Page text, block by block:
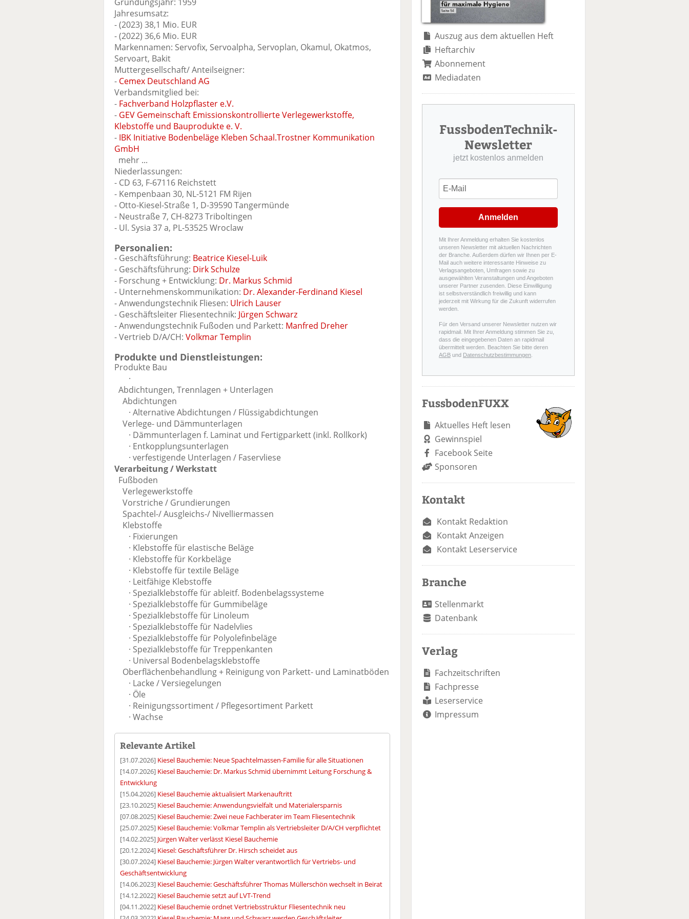
Jahresumsatz:
- (2023) 38,1 Mio. EUR
- (2022) 36,6 Mio. EUR
Markennamen: Servofix, Servoalpha, Servoplan, Okamul, Okatmos,
Servoart, Bakit
Muttergesellschaft/ Anteilseigner:
- Cemex Deutschland AG
Verbandsmitglied bei:
- Fachverband Holzpflaster e.V.
- GEV Gemeinschaft Emissionskontrollierte Verlegewerkstoffe,
Klebstoffe und Bauprodukte e. V.
- IBK Initiative Bodenbeläge Kleben Schaal.Trostner Kommunikation
GmbH
mehr ...
Niederlassungen:
- CD 63, F-67116 Reichstett
- Kempenbaan 30, NL-5121 FM Rijen
- Otto-Kiesel-Straße 1, D-39590 Tangermünde
- Neustraße 7, CH-8273 Triboltingen
- Ul. Sysia 37 a, PL-53525 Wroclaw
Personalien:
- Geschäftsführung: Beatrice Kiesel-Luik
- Geschäftsführung: Dirk Schulze
- Forschung + Entwicklung: Dr. Markus Schmid
- Unternehmenskommunikation: Dr. Alexander-Ferdinand Kiesel
- Anwendungstechnik Fliesen: Ulrich Lauser
- Geschäftsleiter Fliesentechnik: Jürgen Schwarz
- Anwendungstechnik Fußoden und Parkett: Manfred Dreher
- Vertrieb D/A/CH: Volkmar Templin
Produkte und Dienstleistungen:
Produkte Bau
·
Abdichtungen, Trennlagen + Unterlagen
Abdichtungen
· Alternative Abdichtungen / Flüssigabdichtungen
Verlege- und Dämmunterlagen
· Dämmunterlagen f. Laminat und Fertigparkett (inkl. Rollkork)
· Entkopplungsunterlagen
· verfestigende Unterlagen / Faservliese
Verarbeitung / Werkstatt
Fußboden
Verlegewerkstoffe
Vorstriche / Grundierungen
Spachtel-/ Ausgleichs-/ Nivelliermassen
Klebstoffe
· Fixierungen
· Klebstoffe für elastische Beläge
· Klebstoffe für Korkbeläge
· Klebstoffe für textile Beläge
· Leitfähige Klebstoffe
· Spezialklebstoffe für ableitf. Bodenbelagssysteme
· Spezialklebstoffe für Gummibeläge
· Spezialklebstoffe für Linoleum
· Spezialklebstoffe für Nadelvlies
· Spezialklebstoffe für Polyolefinbeläge
· Spezialklebstoffe für Treppenkanten
· Universal Bodenbelagsklebstoffe
Oberflächenbehandlung + Reinigung von Parkett- und Laminatböden
· Lacke / Versiegelungen
· Öle
· Reinigungssortiment / Pflegesortiment Parkett
· Wachse
Relevante Artikel
[31.07.2026] Kiesel Bauchemie: Neue Spachtelmassen-Familie für alle Situationen
[14.07.2026] Kiesel Bauchemie: Dr. Markus Schmid übernimmt Leitung Forschung &
Entwicklung
[15.04.2026] Kiesel Bauchemie aktualisiert Markenauftritt
[23.10.2025] Kiesel Bauchemie: Anwendungsvielfalt und Materialersparnis
[07.08.2025] Kiesel Bauchemie: Zwei neue Fachberater im Team Fliesentechnik
[25.07.2025] Kiesel Bauchemie: Volkmar Templin als Vertriebsleiter D/A/CH verpflichtet
[14.02.2025] Jürgen Walter verlässt Kiesel Bauchemie
[20.12.2024] Kiesel: Geschäftsführer Dr. Hirsch scheidet aus
[30.07.2024] Kiesel Bauchemie: Jürgen Walter verantwortlich für Vertriebs- und
Geschäftsentwicklung
[14.06.2023] Kiesel Bauchemie: Geschäftsführer Thomas Müllerschön wechselt in Beirat
[14.12.2022] Kiesel Bauchemie setzt auf LVT-Trend
[04.11.2022] Kiesel Bauchemie ordnet Vertriebsstruktur Fliesentechnik neu
Auszug aus dem aktuellen Heft
Heftarchiv
Abonnement
Mediadaten
FussbodenTechnik-
Newsletter
jetzt kostenlos anmelden
Anmelden
Mit Ihrer Anmeldung erhalten Sie kostenlos
unseren Newsletter mit aktuellen Nachrichten
der Branche. Außerdem dürfen wir Ihnen per E-
Mail auch weitere interessante Hinweise zu
Verlagsangeboten, Umfragen sowie zu
ausgewählten Veranstaltungen und Angeboten
unserer Partner zusenden. Diese Einwilligung
ist selbstverständlich freiwillig und kann
jederzeit mit Wirkung für die Zukunft widerrufen
werden.
Für den Versand unserer Newsletter nutzen wir
rapidmail. Mit Ihrer Anmeldung stimmen Sie zu,
dass die eingegebenen Daten an rapidmail
übermittelt werden. Beachten Sie bitte deren
AGB und Datenschutzbestimmungen.
FussbodenFUXX
Aktuelles Heft lesen
Gewinnspiel
Facebook Seite
Sponsoren
Kontakt
Kontakt Redaktion
Kontakt Anzeigen
Kontakt Leserservice
Branche
Stellenmarkt
Datenbank
Verlag
Fachzeitschriften
Fachpresse
Leserservice
Impressum